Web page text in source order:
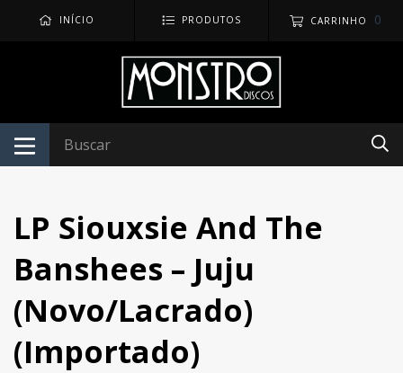
INÍCIO PRODUTOS CARRINHO 0
LP Siouxsie And The
Banshees – Juju
(Novo/Lacrado)
(Importado)